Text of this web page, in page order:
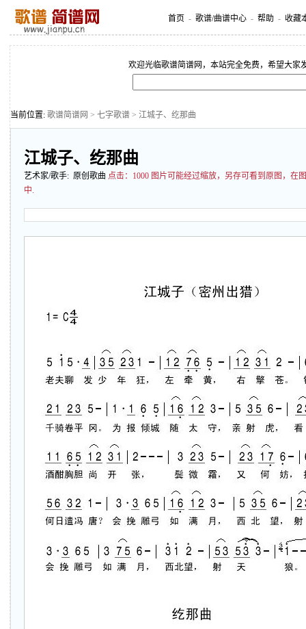
首页 - 歌谱/曲谱中心 - 帮助 - 收藏
欢迎光临歌谱简谱网，本站完全免费，希望大家
当前位置: 歌谱简谱网 > 七字歌谱 > 江城子、纥那曲
江城子、纥那曲
艺术家/歌手: 原创歌曲 点击： 1000 图片可能经过缩放，另存可看到原图，在
中.